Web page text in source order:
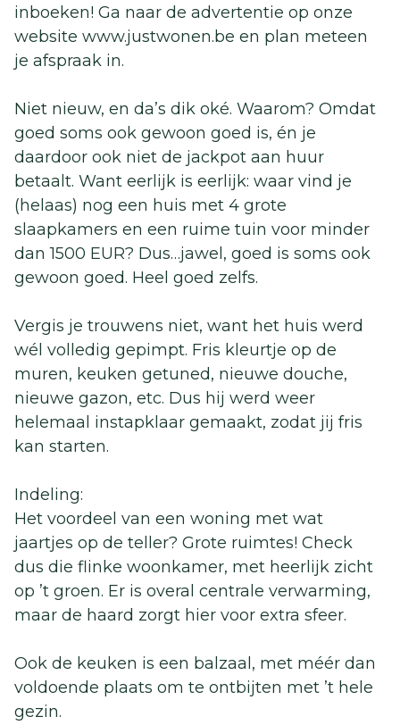
inboeken! Ga naar de advertentie op onze
website www.justwonen.be en plan meteen
je afspraak in.
Niet nieuw, en da’s dik oké. Waarom? Omdat
goed soms ook gewoon goed is, én je
daardoor ook niet de jackpot aan huur
betaalt. Want eerlijk is eerlijk: waar vind je
(helaas) nog een huis met 4 grote
slaapkamers en een ruime tuin voor minder
dan 1500 EUR? Dus…jawel, goed is soms ook
gewoon goed. Heel goed zelfs.
Vergis je trouwens niet, want het huis werd
wél volledig gepimpt. Fris kleurtje op de
muren, keuken getuned, nieuwe douche,
nieuwe gazon, etc. Dus hij werd weer
helemaal instapklaar gemaakt, zodat jij fris
kan starten.
Indeling:
Het voordeel van een woning met wat
jaartjes op de teller? Grote ruimtes! Check
dus die flinke woonkamer, met heerlijk zicht
op ’t groen. Er is overal centrale verwarming,
maar de haard zorgt hier voor extra sfeer.
Ook de keuken is een balzaal, met méér dan
voldoende plaats om te ontbijten met ’t hele
gezin.